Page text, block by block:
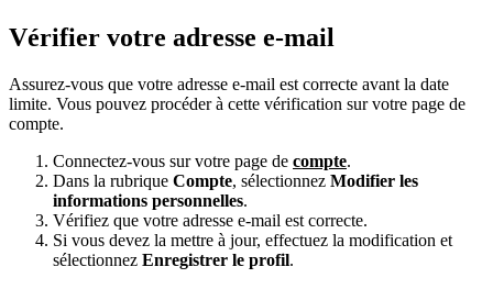
Vérifier votre adresse e-mail
Assurez-vous que votre adresse e-mail est correcte avant la date
limite. Vous pouvez procéder à cette vérification sur votre page de
compte.
Connectez-vous sur votre page de compte.
Dans la rubrique Compte, sélectionnez Modifier les
informations personnelles.
Vérifiez que votre adresse e-mail est correcte.
Si vous devez la mettre à jour, effectuez la modification et
sélectionnez Enregistrer le profil.